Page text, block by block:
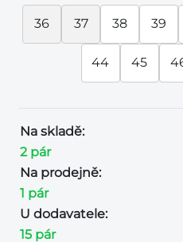
36 37 38 39
44 45
Na skladě:
2 pár
Na prodejně:
1 pár
U dodavatele:
15 pár